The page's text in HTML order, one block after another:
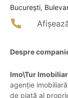
Bucureşti,
Despre
Imo\Tur
agenție
de piață al